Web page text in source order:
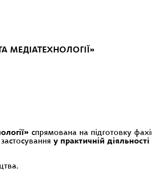
МЕДІАТЕХНОЛОГІЇ»
спрямована на підготовку
у практичній діяльності